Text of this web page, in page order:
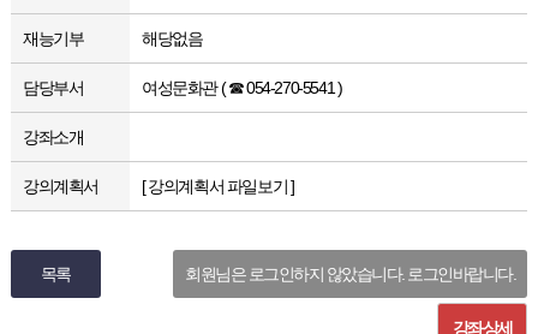
재능기부 해당없음
담당부서 여성문화관 ( ☎ 054-270-5541 )
강좌소개
강의계획서 [ 강의계획서 파일보기 ]
목록 회원님은 로그인하지 않았습니다. 로그인바랍니다.
강좌상세